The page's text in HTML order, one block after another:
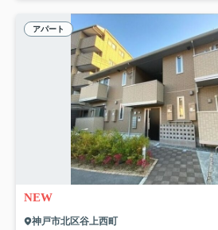
アパート
NEW
神戸市北区谷上西町